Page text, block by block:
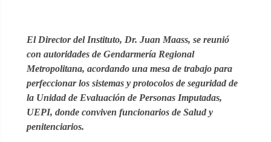
El Director del Instituto, Dr. Juan Maass, se reunió
con autoridades de Gendarmería Regional
Metropolitana, acordando una mesa de trabajo para
perfeccionar los sistemas y protocolos de seguridad de
la Unidad de Evaluación de Personas Imputadas,
UEPI, donde conviven funcionarios de Salud y
penitenciarios.